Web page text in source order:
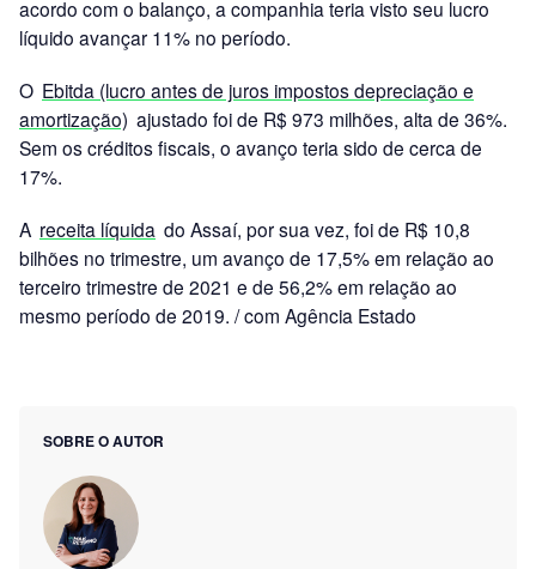
acordo com o balanço, a companhia teria visto seu lucro
líquido avançar 11% no período.
O Ebitda (lucro antes de juros impostos depreciação e
amortização) ajustado foi de R$ 973 milhões, alta de 36%.
Sem os créditos fiscais, o avanço teria sido de cerca de
17%.
A receita líquida do Assaí, por sua vez, foi de R$ 10,8
bilhões no trimestre, um avanço de 17,5% em relação ao
terceiro trimestre de 2021 e de 56,2% em relação ao
mesmo período de 2019. / com Agência Estado
SOBRE O AUTOR